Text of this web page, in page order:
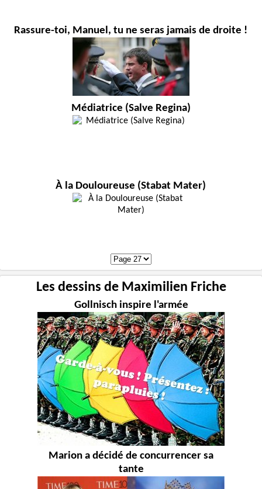
Rassure-toi, Manuel, tu ne seras jamais de droite !
Médiatrice (Salve Regina)
À la Douloureuse (Stabat Mater)
Les dessins de Maximilien Friche
Gollnisch inspire l'armée
Marion a décidé de concurrencer sa
tante